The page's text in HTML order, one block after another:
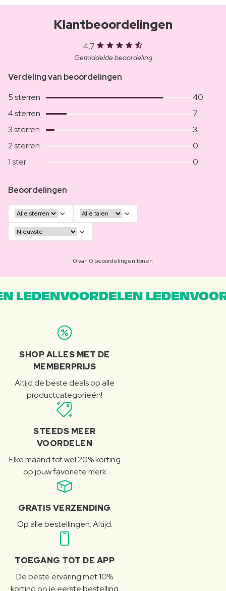
Klantbeoordelingen
4,7
Gemiddelde beoordeling
Verdeling van beoordelingen
5 sterren
40
4 sterren
7
3 sterren
3
2 sterren
0
1 ster
0
Beoordelingen
0 van 0 beoordelingen tonen
LEDENVOORDELEN
SHOP ALLES MET DE
MEMBERPRIJS
Altijd de beste deals op alle
productcategorieën!
STEEDS MEER
VOORDELEN
Elke maand tot wel 20% korting
op jouw favoriete merk
GRATIS VERZENDING
Op alle bestellingen. Altijd.
TOEGANG TOT DE APP
De beste ervaring met 10%